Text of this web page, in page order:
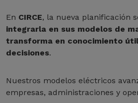
En CIRCE, la nueva planificación
integrarla en sus modelos de
transforma en conocimiento
decisiones.
Nuestros modelos eléctricos
empresas, administraciones y